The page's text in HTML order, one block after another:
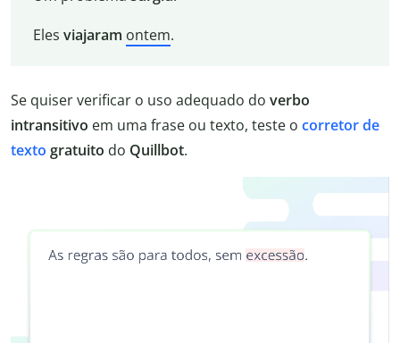
Eles viajaram ontem.
Se quiser verificar o uso adequado do verbo
intransitivo em uma frase ou texto, teste o corretor de
texto gratuito do Quillbot.